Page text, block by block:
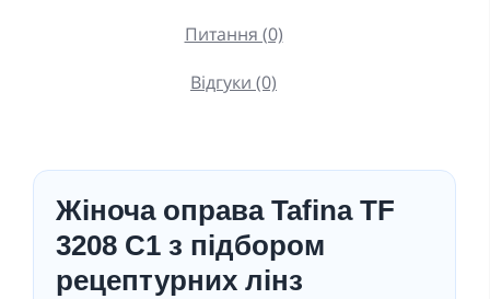
Питання (0)
Відгуки (0)
Жіноча оправа Tafina TF
3208 C1 з підбором
рецептурних лінз